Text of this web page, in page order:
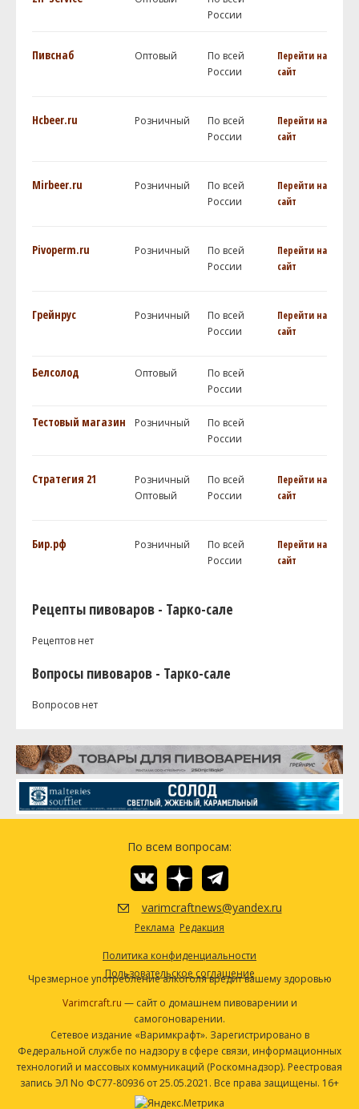
России
Пивснаб Оптовый
По всей
России
Перейти на
сайт
Hcbeer.ru Розничный
По всей
России
Перейти на
сайт
Mirbeer.ru Розничный
По всей
России
Перейти на
сайт
Pivoperm.ru Розничный
По всей
России
Перейти на
сайт
Грейнрус Розничный
По всей
России
Перейти на
сайт
Белсолод Оптовый
По всей
России
Тестовый магазин Розничный
По всей
России
Стратегия 21
Розничный
Оптовый
По всей
России
Перейти на
сайт
Бир.рф Розничный
По всей
России
Перейти на
сайт
Рецепты пивоваров - Тарко-сале
Рецептов нет
Вопросы пивоваров - Тарко-сале
Вопросов нет
По всем вопросам:
varimcraftnews@yandex.ru
Реклама Редакция
Политика конфиденциальности
Пользовательское соглашение
Чрезмерное употребление алкоголя вредит вашему здоровью
Varimcraft.ru — сайт о домашнем пивоварении и
самогоноварении.
Сетевое издание «Варимкрафт». Зарегистрировано в
Федеральной службе по надзору в сфере связи, информационных
технологий и массовых коммуникаций (Роскомнадзор). Реестровая
запись ЭЛ No ФС77-80936 от 25.05.2021. Все права защищены. 16+